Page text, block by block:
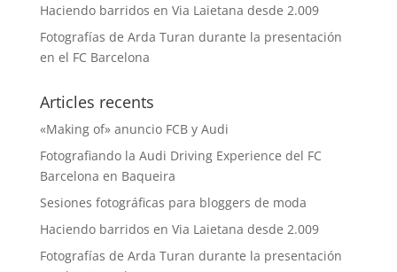
Haciendo barridos en Via Laietana desde 2.009
Fotografías de Arda Turan durante la presentación
en el FC Barcelona
Articles recents
«Making of» anuncio FCB y Audi
Fotografiando la Audi Driving Experience del FC
Barcelona en Baqueira
Sesiones fotográficas para bloggers de moda
Haciendo barridos en Via Laietana desde 2.009
Fotografías de Arda Turan durante la presentación